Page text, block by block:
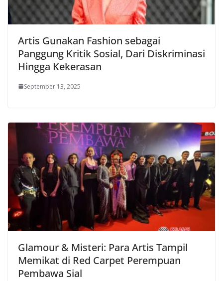
Artis Gunakan Fashion sebagai
Panggung Kritik Sosial, Dari Diskriminasi
Hingga Kekerasan
September 13, 2025
Glamour & Misteri: Para Artis Tampil
Memikat di Red Carpet Perempuan
Pembawa Sial